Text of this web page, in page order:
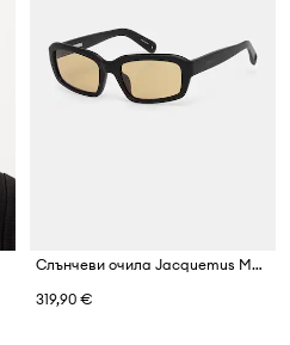
Слънчеви очила Jacquemus MARINO
319,90 €